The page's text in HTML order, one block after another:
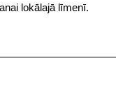
lokālajā līmenī.